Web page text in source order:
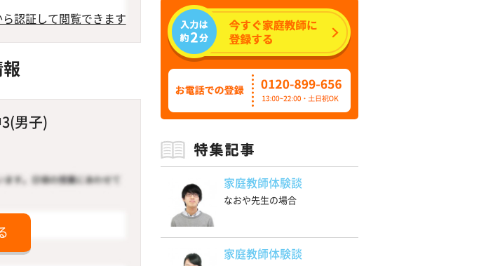
認証して閲覧できます
男子)
家庭教師体験談
なおや先生の場合
家庭教師体験談